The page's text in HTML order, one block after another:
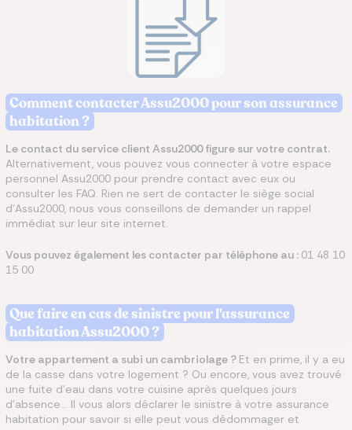
Comment contacter Assu2000 pour son assurance
habitation ?
Le contact du service client Assu2000 figure sur votre contrat.
Alternativement, vous pouvez vous connecter à votre espace
personnel Assu2000 pour prendre contact avec eux ou
consulter les FAQ. Rien ne sert de contacter le siège social
d'Assu2000, nous vous conseillons de demander un rappel
immédiat sur leur site internet.
Vous pouvez également les contacter par téléphone au : 01 48 10
15 00
Que faire en cas de sinistre pour l'assurance
habitation Assu2000 ?
Votre appartement a subi un cambriolage ? Et en prime, il y a eu
de la casse dans votre logement ? Ou encore, vous avez trouvé
une fuite d’eau dans votre cuisine après quelques jours
d'absence... Il vous alors déclarer le sinistre à votre assurance
habitation pour savoir si elle peut vous dédommager et